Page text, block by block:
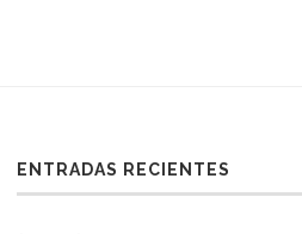
ENTRADAS RECIENTES